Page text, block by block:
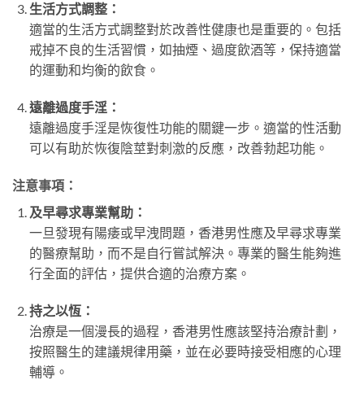
生活方式調整：
適當的生活方式調整對於改善性健康也是重要的。包括
戒掉不良的生活習慣，如抽煙、過度飲酒等，保持適當
的運動和均衡的飲食。
遠離過度手淫：
遠離過度手淫是恢復性功能的關鍵一步。適當的性活動
可以有助於恢復陰莖對刺激的反應，改善勃起功能。
注意事項：
及早尋求專業幫助：
一旦發現有陽痿或早洩問題，香港男性應及早尋求專業
的醫療幫助，而不是自行嘗試解決。專業的醫生能夠進
行全面的評估，提供合適的治療方案。
持之以恆：
治療是一個漫長的過程，香港男性應該堅持治療計劃，
按照醫生的建議規律用藥，並在必要時接受相應的心理
輔導。